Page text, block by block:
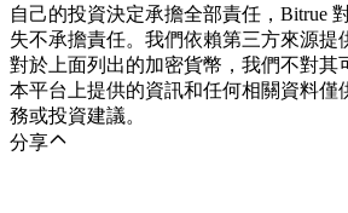
自己的投資決定承擔全部責任，Bitrue
失不承擔責任。我們依賴第三方來源提
對於上面列出的加密貨幣，我們不對其
本平台上提供的資訊和任何相關資料僅
務或投資建議。
分享